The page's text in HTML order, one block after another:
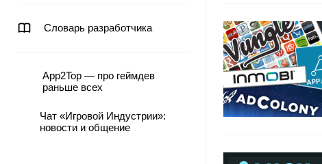
Словарь разработчика
App2Top — про геймдев
раньше всех
Чат «Игровой Индустрии»:
новости и общение